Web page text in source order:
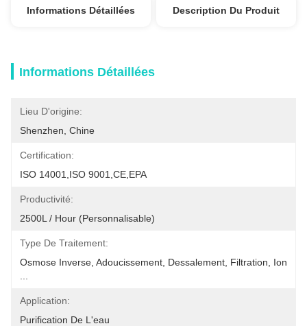
Informations Détaillées Description Du Produit
Informations Détaillées
Lieu D'origine:
Shenzhen, Chine
Certification:
ISO 14001,ISO 9001,CE,EPA
Productivité:
2500L / Hour (personnalisable)
Type De Traitement:
Osmose Inverse, Adoucissement, Dessalement, Filtration, Ion
Application:
Purification De L'eau